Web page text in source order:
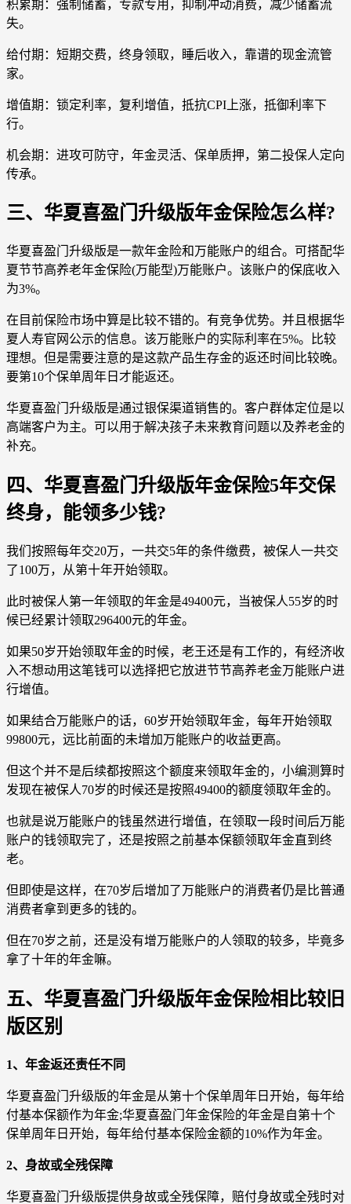
积累期：强制储蓄，专款专用，抑制冲动消费，减少储蓄流
失。
给付期：短期交费，终身领取，睡后收入，靠谱的现金流管
家。
增值期：锁定利率，复利增值，抵抗CPI上涨，抵御利率下
行。
机会期：进攻可防守，年金灵活、保单质押，第二投保人定向
传承。
三、华夏喜盈门升级版年金保险怎么样?
华夏喜盈门升级版是一款年金险和万能账户的组合。可搭配华
夏节节高养老年金保险(万能型)万能账户。该账户的保底收入
为3%。
在目前保险市场中算是比较不错的。有竞争优势。并且根据华
夏人寿官网公示的信息。该万能账户的实际利率在5%。比较
理想。但是需要注意的是这款产品生存金的返还时间比较晚。
要第10个保单周年日才能返还。
华夏喜盈门升级版是通过银保渠道销售的。客户群体定位是以
高端客户为主。可以用于解决孩子未来教育问题以及养老金的
补充。
四、华夏喜盈门升级版年金保险5年交保
终身，能领多少钱?
我们按照每年交20万，一共交5年的条件缴费，被保人一共交
了100万，从第十年开始领取。
此时被保人第一年领取的年金是49400元，当被保人55岁的时
候已经累计领取296400元的年金。
如果50岁开始领取年金的时候，老王还是有工作的，有经济收
入不想动用这笔钱可以选择把它放进节节高养老金万能账户进
行增值。
如果结合万能账户的话，60岁开始领取年金，每年开始领取
99800元，远比前面的未增加万能账户的收益更高。
但这个并不是后续都按照这个额度来领取年金的，小编测算时
发现在被保人70岁的时候还是按照49400的额度领取年金的。
也就是说万能账户的钱虽然进行增值，在领取一段时间后万能
账户的钱领取完了，还是按照之前基本保额领取年金直到终
老。
但即使是这样，在70岁后增加了万能账户的消费者仍是比普通
消费者拿到更多的钱的。
但在70岁之前，还是没有增万能账户的人领取的较多，毕竟多
拿了十年的年金嘛。
五、华夏喜盈门升级版年金保险相比较旧
版区别
1、年金返还责任不同
华夏喜盈门升级版的年金是从第十个保单周年日开始，每年给
付基本保额作为年金;华夏喜盈门年金保险的年金是自第十个
保单周年日开始，每年给付基本保险金额的10%作为年金。
2、身故或全残保障
华夏喜盈门升级版提供身故或全残保障，赔付身故或全残时对